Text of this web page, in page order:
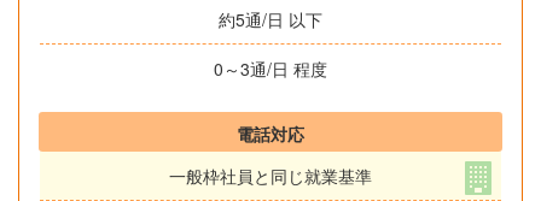
約5通/日 以下
0～3通/日 程度
電話対応
一般枠社員と同じ就業基準